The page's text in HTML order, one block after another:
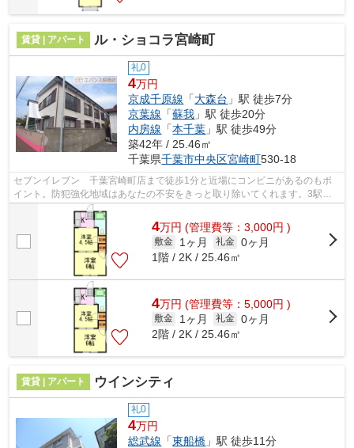
賃貸 | アパート ル・ショコラ宮崎町
礼0
4万円
京成千原線 「大森台 」駅 徒歩7分
京葉線 「蘇我 」駅 徒歩20分
内房線 「本千葉 」駅 徒歩49分
築42年 / 25.46㎡
千葉県千葉市中央区宮崎町530-18
セブンイレブン 千葉宮崎町店まで徒歩1分と近場にコンビニがあるのもポ
イント。防犯強化地域はあなたの不安をきっと取り除いてくれます。3駅以
上利用できる立地となっていて、様々な...
4万円 (管理費等：3,000円 )
敷金 1ヶ月 礼金 0ヶ月
1階 / 2K / 25.46㎡
4万円 (管理費等：5,000円 )
敷金 1ヶ月 礼金 0ヶ月
2階 / 2K / 25.46㎡
賃貸 | アパート ウインシティ
礼0
4万円
総武線 「東船橋 」駅 徒歩11分